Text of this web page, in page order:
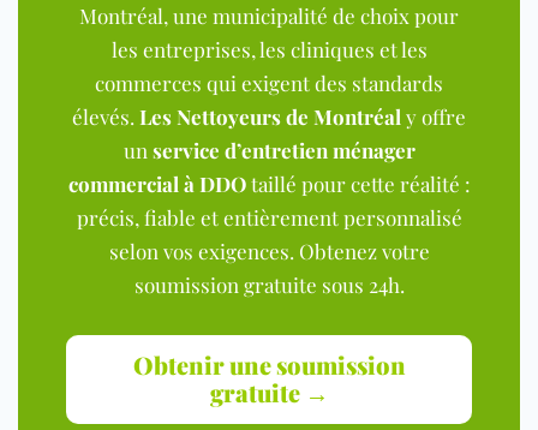
Montréal, une municipalité de choix pour
les entreprises, les cliniques et les
commerces qui exigent des standards
élevés. Les Nettoyeurs de Montréal y offre
un service d’entretien ménager
commercial à DDOtaillé pour cette réalité :
précis, fiable et entièrement personnalisé
selon vos exigences. Obtenez votre
soumission gratuite sous 24h.
Obtenir une soumission
gratuite →